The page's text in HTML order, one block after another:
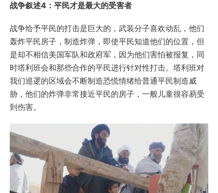
战争叙述4：平民才是最大的受害者
战争给予平民的打击是巨大的，武装分子喜欢动乱，他们
轰炸平民房子，制造炸弹，即使平民知道他们的位置，但
是却不相信美国军队和政府军，因为他们害怕被报复，同
时塔利班会和那些合作的平民进行针对性打击。塔利班对
我们巡逻的区域会不断制造恐慌情绪给普通平民制造威
胁，他们的炸弹非常接近平民的房子，一般儿童很容易受
到伤害。